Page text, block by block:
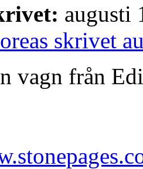
augusti
skrivet
vagn från